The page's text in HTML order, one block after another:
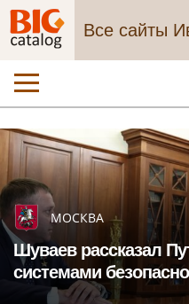
Все сайты
МОСКВА
Шуваев рассказал
системами